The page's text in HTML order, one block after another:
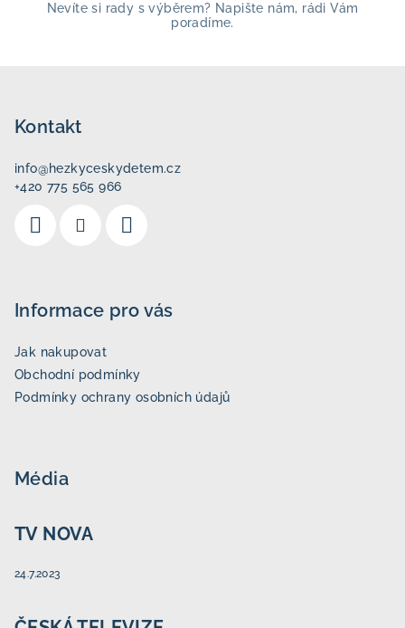
Nevíte si rady s výběrem? Napište nám, rádi Vám
poradíme.
Kontakt
info@hezkyceskydetem.cz
+420 775 565 966
Informace pro vás
Jak nakupovat
Obchodní podmínky
Podmínky ochrany osobních údajů
Média
TV NOVA
24.7.2023